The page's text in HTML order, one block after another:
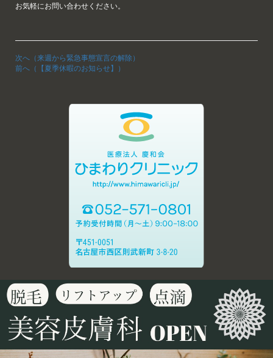
お気軽にお問い合わせください。
次へ（来週から緊急事態宣言の解除）
前へ（【夏季休暇のお知らせ】）